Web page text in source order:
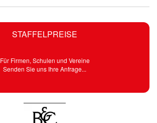
STAFFELPREISE
Für Firmen, Schulen und Vereine
Senden Sie uns Ihre Anfrage...